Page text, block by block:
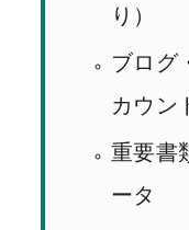
り）
ブログ
カウン
重要書
ータ